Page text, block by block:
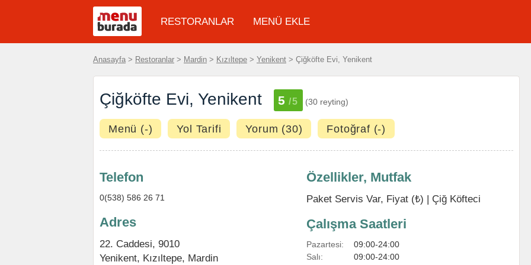
RESTORANLAR MENÜ EKLE
Anasayfa > Restoranlar > Mardin > Kızıltepe > Yenikent > Çiğköfte Evi, Yenikent
Çiğköfte Evi, Yenikent 5 /5 (30 reyting)
Menü (-) Yol Tarifi Yorum (30) Fotoğraf (-)
Telefon
0(538) 586 26 71
Adres
22. Caddesi, 9010
Yenikent, Kızıltepe, Mardin
Özellikler, Mutfak
Paket Servis Var, Fiyat (₺) | Çiğ Köfteci
Çalışma Saatleri
Pazartesi:
09:00-24:00
Salı:
09:00-24:00